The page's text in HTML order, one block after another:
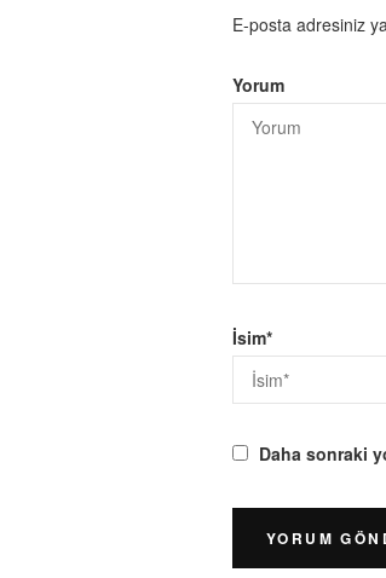
E-posta adresiniz
Yorum
İsim*
Daha sonraki